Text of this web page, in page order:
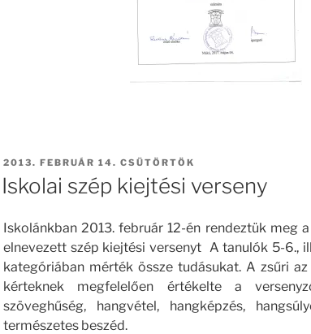
BEKÜLDVE:
2013. FEBRUÁR 14. CSÜTÖRTÖK
Iskolai szép kiejtési verseny
Iskolánkban 2013. február 12-én rendeztük meg
elnevezett szép kiejtési versenyt A tanulók 5-6.,
kategóriában mérték össze tudásukat. A zsűri
kérteknek megfelelően értékelte a
szöveghűség, hangvétel, hangképzés,
természetes beszéd.